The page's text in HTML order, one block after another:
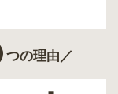
つの理由／